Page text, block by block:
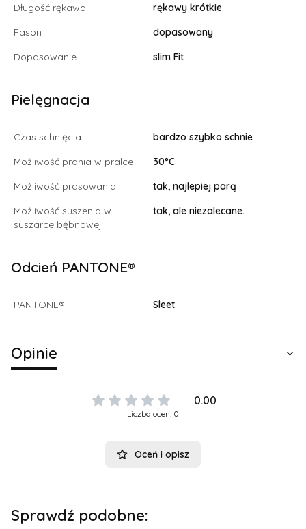
Długość rękawa
rękawy krótkie
Fason
dopasowany
Dopasowanie
slim Fit
Pielęgnacja
Czas schnięcia
bardzo szybko schnie
Możliwość prania w pralce
30°C
Możliwość prasowania
tak, najlepiej parą
Możliwość suszenia w
suszarce bębnowej
tak, ale niezalecane.
Odcień PANTONE®
PANTONE® Sleet
Opinie
0.00
Liczba ocen: 0
Oceń i opisz
Sprawdź podobne: